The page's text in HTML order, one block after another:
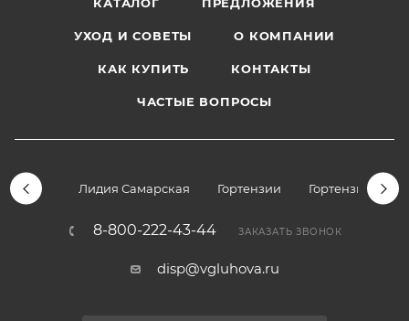
УХОД И СОВЕТЫ О КОМПАНИИ
КАК КУПИТЬ КОНТАКТЫ
ЧАСТЫЕ ВОПРОСЫ
Лидия Самарская Гортензии Гортензии
8-800-222-43-44 ЗАКАЗАТЬ ЗВОНОК
disp@vgluhova.ru